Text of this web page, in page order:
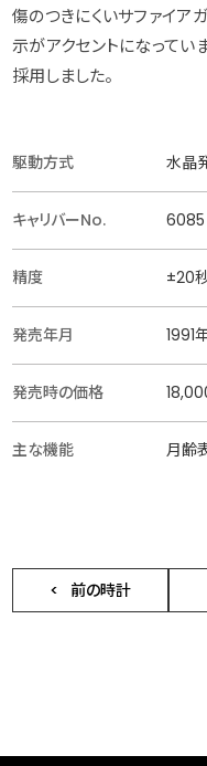
傷のつきにくいサファイア
示がアクセントになってい
採用しました。
駆動方式 水晶
キャリバーNo. 6085
精度 ±20
発売年月 1991
発売時の価格
主な機能 月齢
前の時計